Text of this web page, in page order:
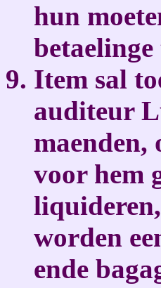
hun
betaelinge
Item sal
auditeur
maenden,
voor hem
worden
ende